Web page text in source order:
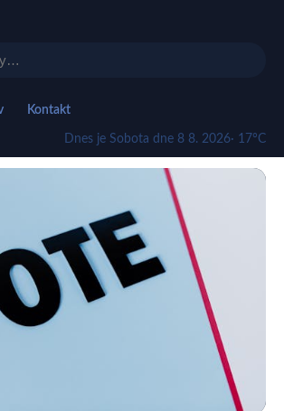
Kontakt
Dnes je Sobota dne 8 8. 2026· 17°C